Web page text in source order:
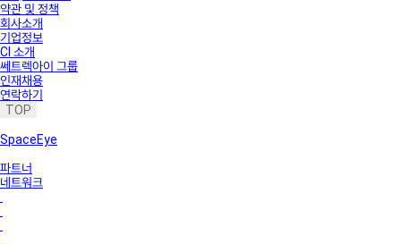
약관 및 정책
회사소개
기업정보
CI 소개
쎄트렉아이 그룹
인재채용
연락하기
TOP
SpaceEye
파트너
네트워크